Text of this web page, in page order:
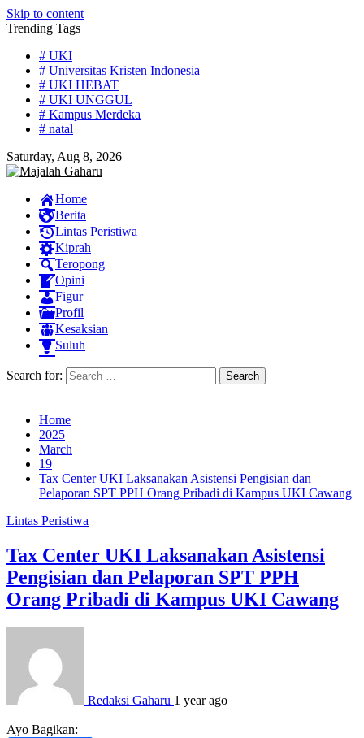
Skip to content
Trending Tags
# UKI
# Universitas Kristen Indonesia
# UKI HEBAT
# UKI UNGGUL
# Kampus Merdeka
# natal
Saturday, Aug 8, 2026
Home
Berita
Lintas Peristiwa
Kiprah
Teropong
Opini
Figur
Profil
Kesaksian
Suluh
Search for:
Home
2025
March
19
Tax Center UKI Laksanakan Asistensi Pengisian dan
Pelaporan SPT PPH Orang Pribadi di Kampus UKI Cawang
Lintas Peristiwa
Tax Center UKI Laksanakan Asistensi
Pengisian dan Pelaporan SPT PPH
Orang Pribadi di Kampus UKI Cawang
Redaksi Gaharu 1 year ago
Ayo Bagikan: